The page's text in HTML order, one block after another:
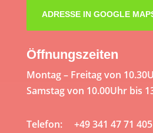
ADRESSE IN GOOGLE
Öffnungszeiten
Montag – Freitag von
Samstag von 10.00Uhr bis
Telefon: +49 341 47 71 405